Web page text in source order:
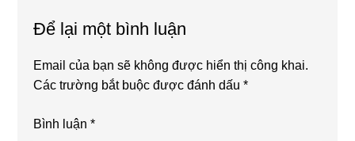
Interactions
Để lại một bình luận
Email của bạn sẽ không được hiển thị công khai.
Các trường bắt buộc được đánh dấu*
Bình luận*